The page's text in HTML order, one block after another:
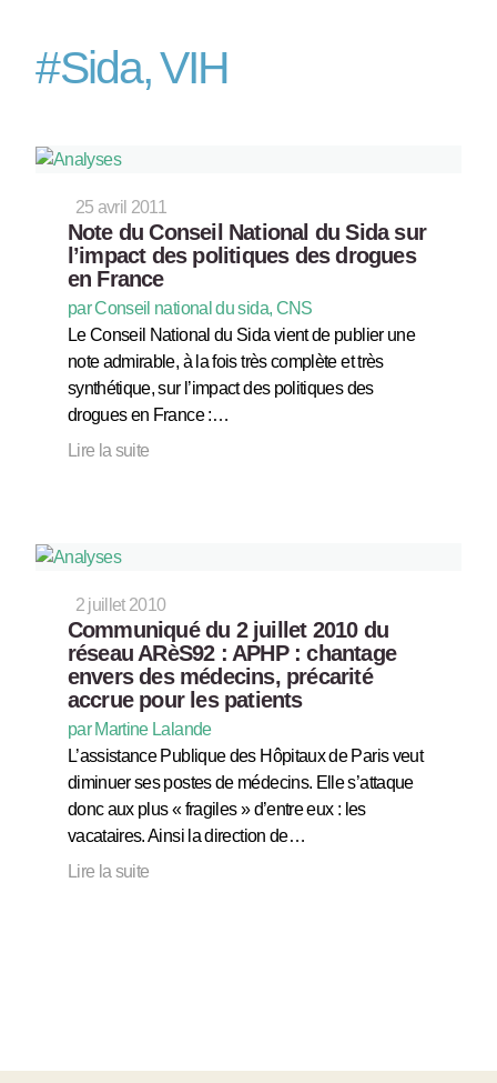
#Sida, VIH
25 avril 2011
Note du Conseil National du Sida sur
l’impact des politiques des drogues
en France
par Conseil national du sida, CNS
Le Conseil National du Sida vient de publier une
note admirable, à la fois très complète et très
synthétique, sur l’impact des politiques des
drogues en France :…
Lire la suite
2 juillet 2010
Communiqué du 2 juillet 2010 du
réseau ARèS92 : APHP : chantage
envers des médecins, précarité
accrue pour les patients
par Martine Lalande
L’assistance Publique des Hôpitaux de Paris veut
diminuer ses postes de médecins. Elle s’attaque
donc aux plus « fragiles » d’entre eux : les
vacataires. Ainsi la direction de…
Lire la suite